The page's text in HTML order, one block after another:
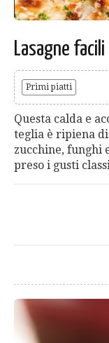
Lasagne
Primi piatti
Questa calda e
teglia è ripiena
zucchine, funghi
preso i gusti